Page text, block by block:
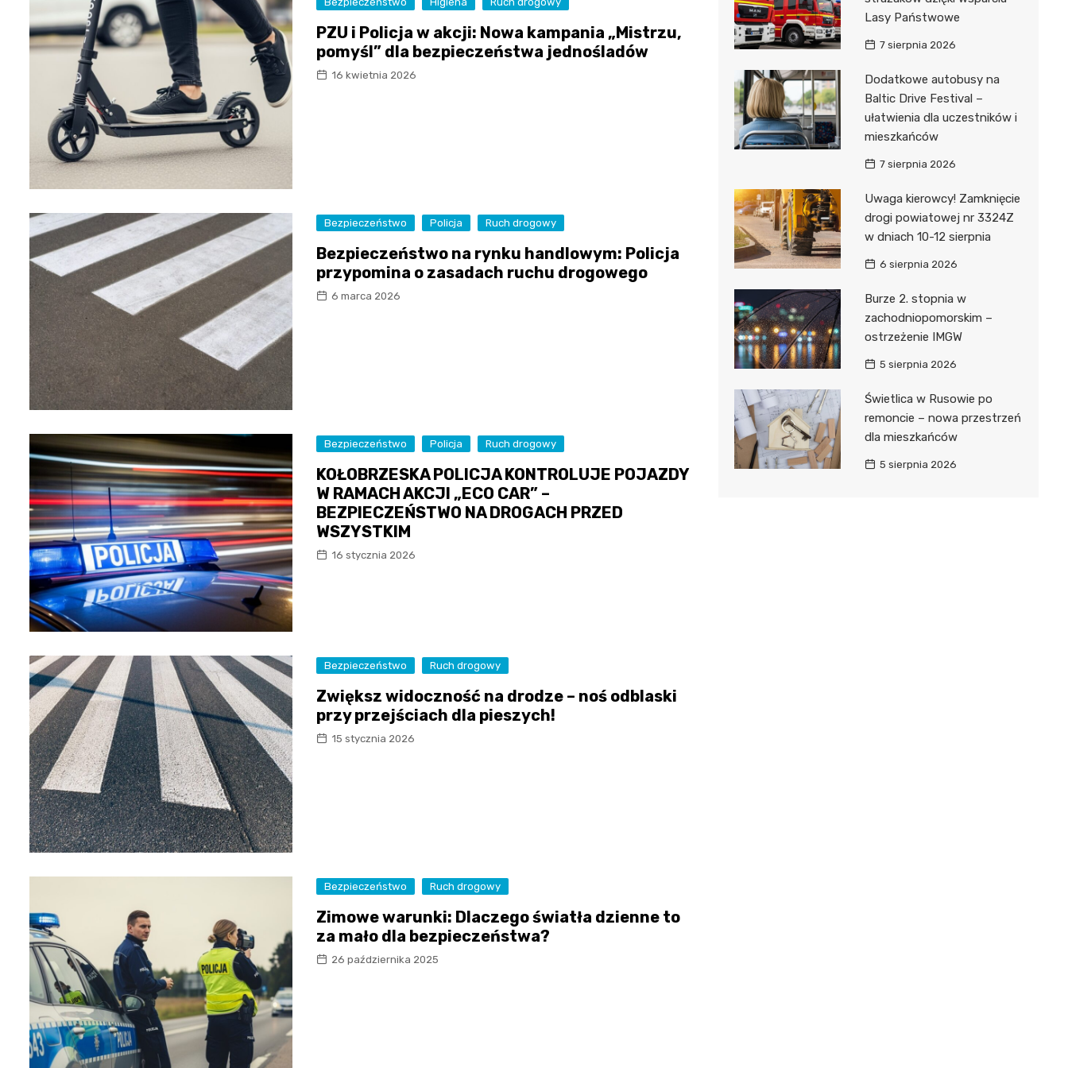
PZU i Policja w akcji: Nowa kampania „Mistrzu,
pomyśl” dla bezpieczeństwa jednośladów
16 kwietnia 2026
Bezpieczeństwo Policja Ruch drogowy
Bezpieczeństwo na rynku handlowym: Policja
przypomina o zasadach ruchu drogowego
6 marca 2026
Bezpieczeństwo Policja Ruch drogowy
KOŁOBRZESKA POLICJA KONTROLUJE POJAZDY
W RAMACH AKCJI „ECO CAR” –
BEZPIECZEŃSTWO NA DROGACH PRZED
WSZYSTKIM
16 stycznia 2026
Bezpieczeństwo Ruch drogowy
Zwiększ widoczność na drodze – noś odblaski
przy przejściach dla pieszych!
15 stycznia 2026
Bezpieczeństwo Ruch drogowy
Zimowe warunki: Dlaczego światła dzienne to
za mało dla bezpieczeństwa?
26 października 2025
Lasy Państwowe
7 sierpnia 2026
Dodatkowe autobusy na
Baltic Drive Festival –
ułatwienia dla uczestników i
mieszkańców
7 sierpnia 2026
Uwaga kierowcy! Zamknięcie
drogi powiatowej nr 3324Z
w dniach 10-12 sierpnia
6 sierpnia 2026
Burze 2. stopnia w
zachodniopomorskim –
ostrzeżenie IMGW
5 sierpnia 2026
Świetlica w Rusowie po
remoncie – nowa przestrzeń
dla mieszkańców
5 sierpnia 2026